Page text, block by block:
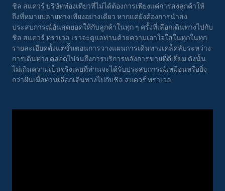
ชิล สแควร์ บริษัทท่องเที่ยวที่ไม่ได้ต้องการเพียงแค่การส่งลูกค้าให้
ถึงที่หมายปลายทางเพียงอย่างเดียว หากแต่ยังต้องการนำส่ง
ประสบการณ์อันสุดยอดให้กับลูกค้าในทุก ๆ ครั้งที่เลือกเดินทางไปกับ
ชิล สแควร์ ทราเวล เราจะดูแลท่านด้วยความเอาใจใส่ในทุกในทุก
รายละเอียดตั้งแต่ขั้นตอนการวางแผนการเดินทางเคล็ดลับระหว่าง
การเดินทาง ตลอดไปจนถึงการบริการหลังการขายที่ดีเยี่ยม ดังนั้น
ไม่เกินความเป็นจริงเลยที่ท่านจะได้รับประสบการณ์เหมือนหรือยิ่ง
กว่าฝันเมื่อท่านเลือกเดินทางไปกับชิล สแควร์ ทราเวล